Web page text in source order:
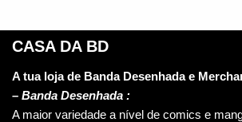
CASA DA BD
A tua loja de Banda Desenhada e
– Banda Desenhada :
A maior variedade a nível de comics e